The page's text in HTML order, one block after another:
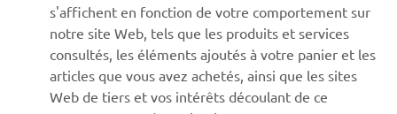
NEWSLETTER
Découvrez en exclusivité les dernières offres, les événements
spéciaux, les nouveautés et bien plus encore
s'affichent en fonction de votre comportement sur
notre site Web, tels que les produits et services
consultés, les éléments ajoutés à votre panier et les
articles que vous avez achetés, ainsi que les sites
Web de tiers et vos intérêts découlant de ce